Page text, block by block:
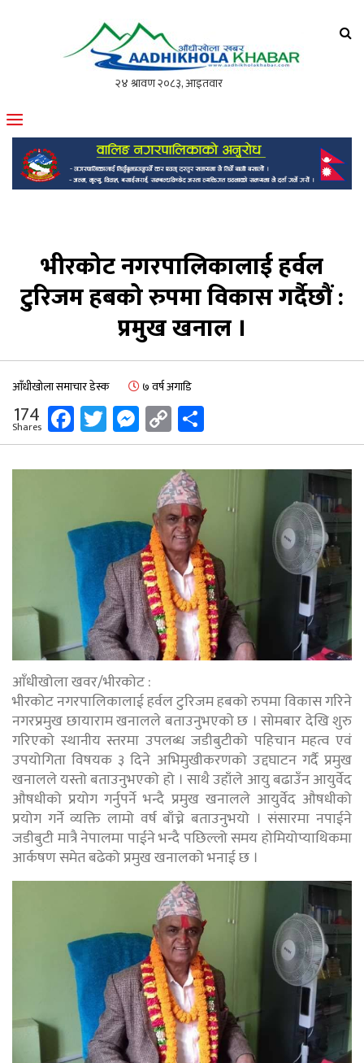
मोफसलकै लोकप्रिय अनलाइन पत्रिका
भीरकोट नगरपालिकालाई हर्वल
टुरिजम हबको रुपमा विकास गर्दैछौं :
प्रमुख खनाल ।
आँधीखोला समाचार डेस्क ७ वर्ष अगाडि
174
Shares Facebook
Twitter
Messenger
Copy
Link
आँधीखोला खवर/भीरकोट :
भीरकोट नगरपालिकालाई हर्वल टुरिजम हबको रुपमा विकास गरिने
नगरप्रमुख छायाराम खनालले बताउनुभएको छ । सोमबार देखि शुरु
गरिएको स्थानीय स्तरमा उपलब्ध जडीबुटीको पहिचान महत्व एवं
उपयोगिता विषयक ३ दिने अभिमुखीकरणको उद्दघाटन गर्दै प्रमुख
खनालले यस्तो बताउनुभएको हो । साथै उहाँले आयु बढाउँन आयुर्वेद
औषधीको प्रयोग गर्नुपर्ने भन्दै प्रमुख खनालले आयुर्वेद औषधीको
प्रयोग गर्ने व्यक्ति लामो वर्ष बाँच्ने बताउनुभयो । संसारमा नपाईने
जडीबुटी मात्रै नेपालमा पाईने भन्दै पछिल्लो समय होमियोप्याथिकमा
आर्कषण समेत बढेको प्रमुख खनालको भनाई छ ।